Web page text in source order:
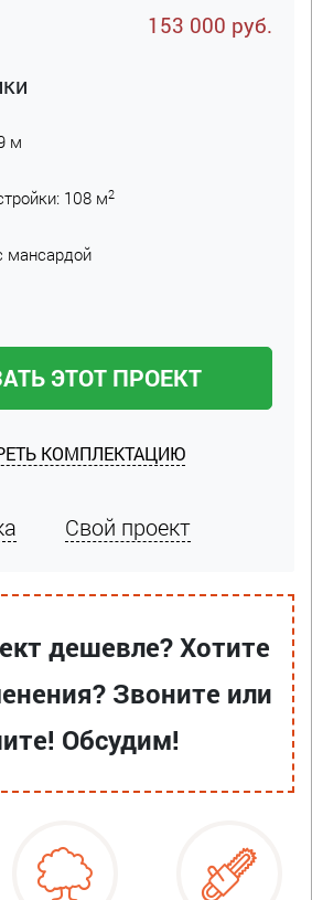
153 000 руб.
м
108 м2
мансардой
ЭТОТ ПРОЕКТ
КОМПЛЕКТАЦИЮ
Свой проект
дешевле? Хотите
Звоните или
Обсудим!